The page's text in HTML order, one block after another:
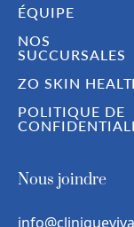
ÉQUIPE
NOS
SUCCURSALES
ZO SKIN
POLITIQUE DE
Nous joindre